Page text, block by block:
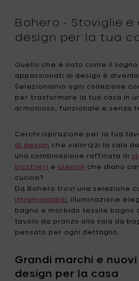
Bohero - Stoviglie e
design per la tua
Quello che è nato come il
appassionati di design è
Selezioniamo ogni collezione
per trasformare la tua casa in
armonioso, funzionale e senza
Cerchi ispirazione per la tua
di design che valorizzi la sala
una combinazione raffinata di
bicchieri e utensili che diano
cucina?
Da Bohero trovi una selezione
intramontabili
, illuminazione
bagno e morbido tessile bagno
tavolo da pranzo alla sala da
pensato per ogni dettaglio.
Grandi marchi e
design per la casa